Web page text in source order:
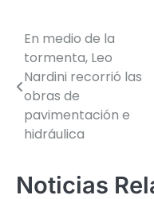
Navegación
de
entradas
En medio de la
tormenta, Leo
Nardini recorrió las
obras de
pavimentación e
hidráulica
Noticias